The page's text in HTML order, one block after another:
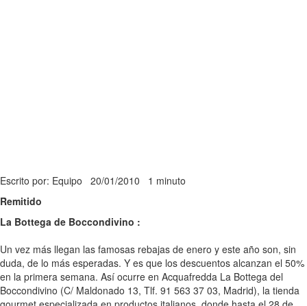
Escrito por: Equipo 20/01/2010 1 minuto
Remitido
La Bottega de Boccondivino :
Un vez más llegan las famosas rebajas de enero y este año son, sin
duda, de lo más esperadas. Y es que los descuentos alcanzan el 50%
en la primera semana. Así ocurre en Acquafredda La Bottega del
Boccondivino (C/ Maldonado 13, Tlf. 91 563 37 03, Madrid), la tienda